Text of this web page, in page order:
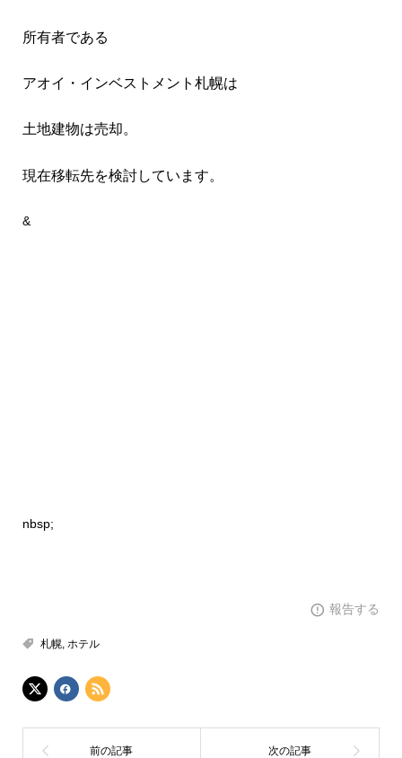
所有者である
アオイ・インベストメント札幌は
土地建物は売却。
現在移転先を検討しています。
&
nbsp;
報告する
札幌, ホテル